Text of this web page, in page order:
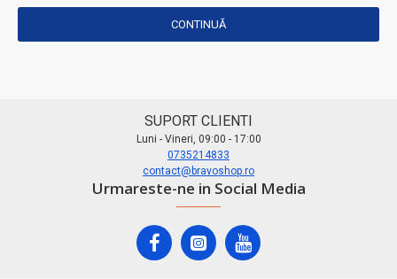
CONTINUĂ
SUPORT CLIENTI
Luni - Vineri, 09:00 - 17:00
0735214833
contact@bravoshop.ro
Urmareste-ne in Social Media